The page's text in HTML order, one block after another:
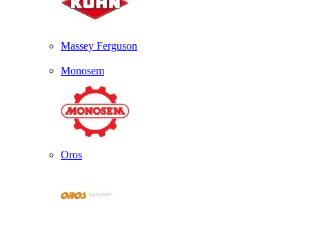
Massey Ferguson
Monosem
Oros